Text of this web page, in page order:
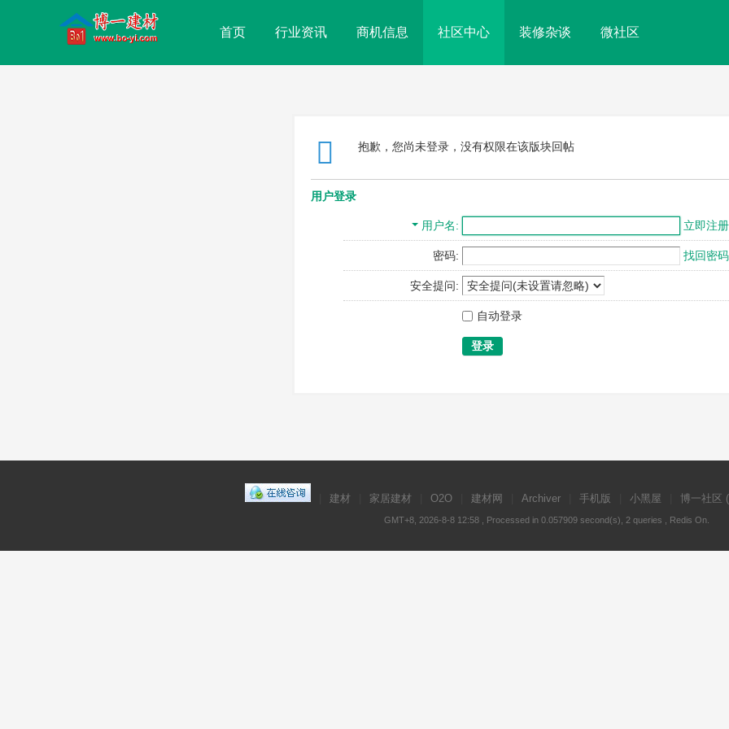
首页 行业资讯 商机信息 社区中心 装修杂谈 微社区
抱歉，您尚未登录，没有权限在该版块回帖
用户登录
用户名 立即注册
密码: 找回密码
安全提问:
自动登录
登录
建材 家居建材 O2O 建材网 Archiver 手机版 小黑屋 博一社区 (
GMT+8, 2026-8-8 12:58 , Processed in 0.057909 second(s), 2 queries , Redis On.